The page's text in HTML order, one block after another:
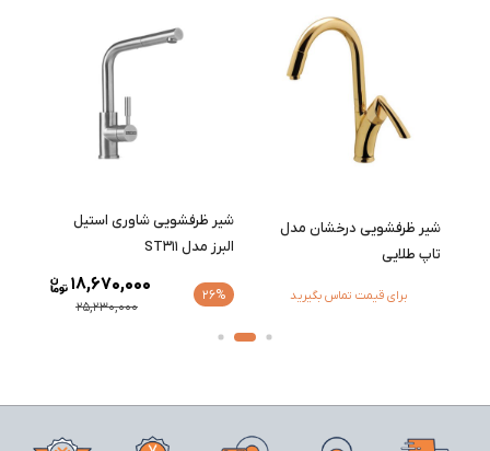
شیر ظرفشویی درخشان مدل
تاپ طلایی
برای قیمت تماس بگیرید
شیر ظرفشویی شاوری استیل
البرز مدل ST311
26%
25,230,000
18,670,000